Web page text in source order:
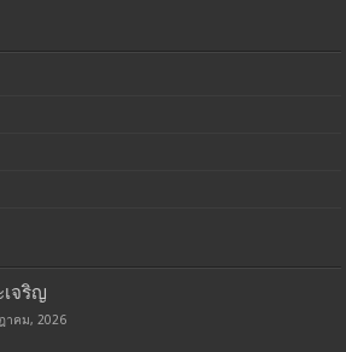
เจริญ
าคม, 2026